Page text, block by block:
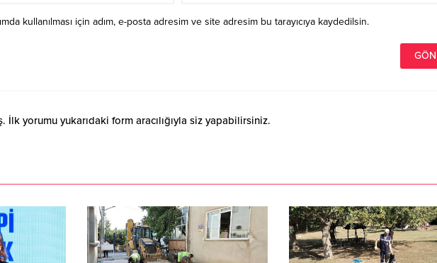
kullanılması için adım, e-posta adresim ve site adresim bu tarayıcıya kaydedilsin.
İlk yorumu yukarıdaki form aracılığıyla siz yapabilirsiniz.